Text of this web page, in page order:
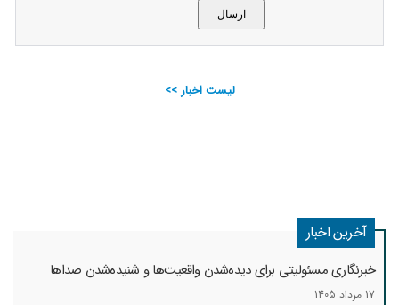
لیست اخبار >>
آخرین اخبار
خبرنگاری مسئولیتی برای دیده‌شدن واقعیت‌ها و شنیده‌شدن صداها
17 مرداد 1405